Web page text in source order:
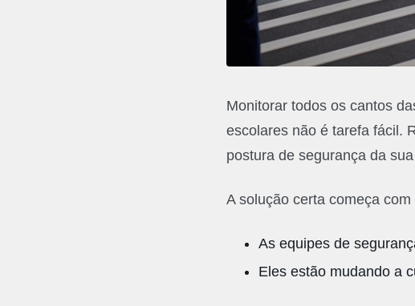
Monitorar todos os cantos
escolares não é tarefa fácil.
postura de segurança da
A solução certa começa
As equipes de
Eles estão mudando a